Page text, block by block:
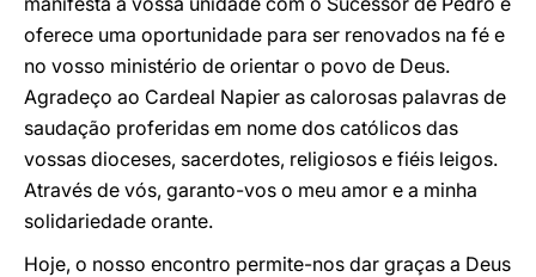
oferece uma oportunidade para ser renovados na fé e
no vosso ministério de orientar o povo de Deus.
Agradeço ao Cardeal Napier as calorosas palavras de
saudação proferidas em nome dos católicos das
vossas dioceses, sacerdotes, religiosos e fiéis leigos.
Através de vós, garanto-vos o meu amor e a minha
solidariedade orante.
Hoje, o nosso encontro permite-nos dar graças a Deus